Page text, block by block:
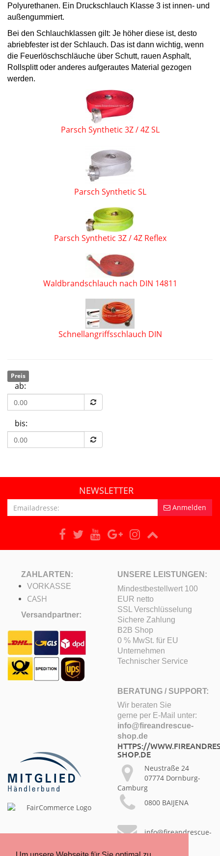
Polyurethanen. Ein Druckschlauch Klasse 3 ist innen- und
außengummiert.
Bei den Schlauchklassen gilt: Je höher diese ist, desto
abriebfester ist der Schlauch. Das ist dann wichtig, wenn
die Feuerlöschschläuche über Schutt, rauen Asphalt,
Rollsplitt oder anderes aufgerautes Material gezogen
werden.
Parsch Synthetic 3Z / 4Z SL
Parsch Synthetic SL
Parsch Synthetic 3Z / 4Z Reflex
Waldbrandschlauch nach DIN 14811
Schnellangriffsschlauch DIN
Preis
ab:
bis:
NEWSLETTER
Anmelden
ZAHLARTEN:
VORKASSE
CASH
Versandpartner:
UNSERE LEISTUNGEN:
Mindestbestellwert 100
EUR netto
SSL Verschlüsselung
Sichere Zahlung
B2B Shop
0 % MwSt. für EU
Unternehmen
Technischer Service
BERATUNG / SUPPORT:
Wir beraten Sie
gerne per E-Mail unter:
info@fireandrescue-
shop.de
HTTPS://
SHOP.DE
Neustraße 24
07774 Dornburg-
Camburg
0800 BAIJENA
info@fireandrescue-
shop.de